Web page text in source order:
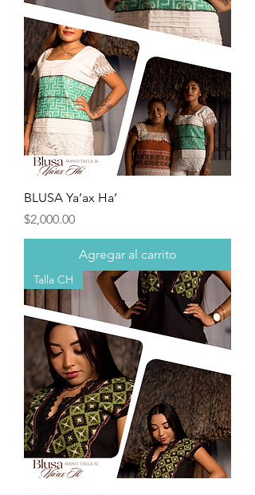
BLUSA Ya’ax Ha’
Precio
$2,000.00
Agregar al carrito
Talla CH